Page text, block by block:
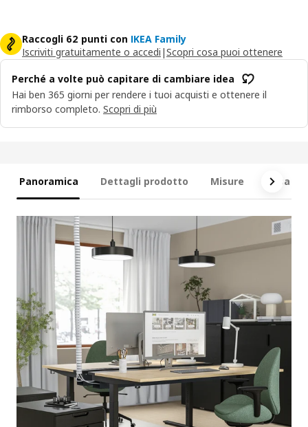
Raccogli 62 punti con IKEA Family
Iscriviti gratuitamente o accedi |Scopri cosa puoi ottenere
Perché a volte può capitare di cambiare idea
Hai ben 365 giorni per rendere i tuoi acquisti e ottenere il
rimborso completo. Scopri di più
Panoramica Dettagli prodotto Misure Cosa è